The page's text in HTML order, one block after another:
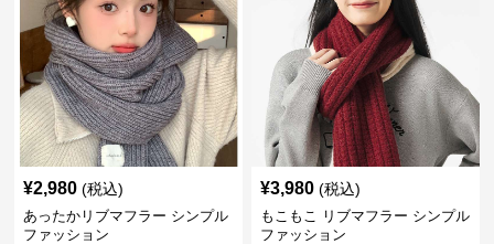
¥2,980 (税込)
あったかリブマフラー シンプル
ファッション
¥3,980 (税込)
もこもこ リブマフラー シンプル
ファッション